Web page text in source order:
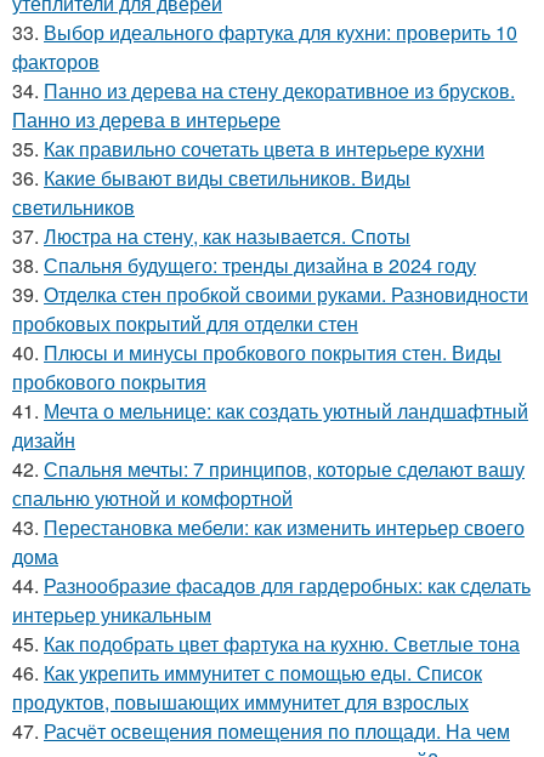
33. Выбор идеального фартука для кухни: проверить 10
факторов
34. Панно из дерева на стену декоративное из брусков.
Панно из дерева в интерьере
35. Как правильно сочетать цвета в интерьере кухни
36. Какие бывают виды светильников. Виды
светильников
37. Люстра на стену, как называется. Споты
38. Спальня будущего: тренды дизайна в 2024 году
39. Отделка стен пробкой своими руками. Разновидности
пробковых покрытий для отделки стен
40. Плюсы и минусы пробкового покрытия стен. Виды
пробкового покрытия
41. Мечта о мельнице: как создать уютный ландшафтный
дизайн
42. Спальня мечты: 7 принципов, которые сделают вашу
спальню уютной и комфортной
43. Перестановка мебели: как изменить интерьер своего
дома
44. Разнообразие фасадов для гардеробных: как сделать
интерьер уникальным
45. Как подобрать цвет фартука на кухню. Светлые тона
46. Как укрепить иммунитет с помощью еды. Список
продуктов, повышающих иммунитет для взрослых
47. Расчёт освещения помещения по площади. На чем